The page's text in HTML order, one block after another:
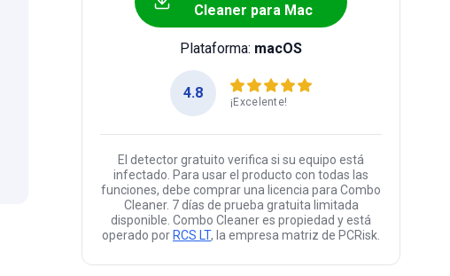
Cleaner para Mac
Plataforma: macOS
4.8
¡Excelente!
El detector gratuito verifica si su equipo está
infectado. Para usar el producto con todas las
funciones, debe comprar una licencia para Combo
Cleaner. 7 días de prueba gratuita limitada
disponible. Combo Cleaner es propiedad y está
operado por RCS LT, la empresa matriz de PCRisk.